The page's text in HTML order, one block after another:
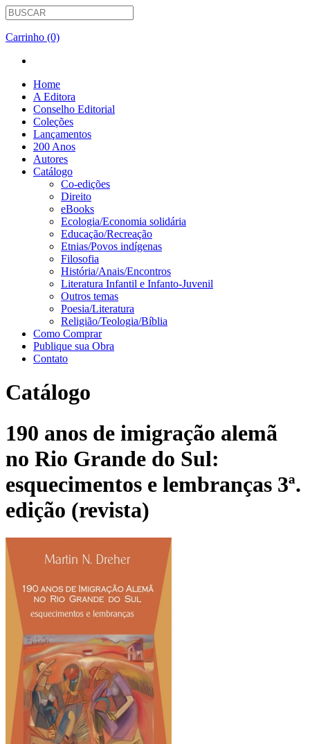
Carrinho (0)
Home
A Editora
Conselho Editorial
Coleções
Lançamentos
200 Anos
Autores
Catálogo
Co-edições
Direito
eBooks
Ecologia/Economia solidária
Educação/Recreação
Etnias/Povos indígenas
Filosofia
História/Anais/Encontros
Literatura Infantil e Infanto-Juvenil
Outros temas
Poesia/Literatura
Religião/Teologia/Bíblia
Como Comprar
Publique sua Obra
Contato
Catálogo
190 anos de imigração alemã
no Rio Grande do Sul:
esquecimentos e lembranças 3ª.
edição (revista)